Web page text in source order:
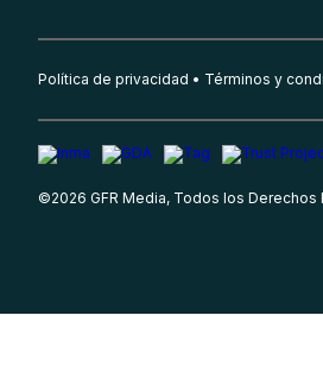
Política de privacidad Términos y
©2026 GFR Media, Todos los Derechos